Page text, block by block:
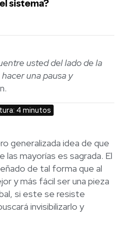
usted del lado de la
una pausa y
4 minutos
generalizada idea de que
las mayorías es sagrada. El
de tal forma que al
y más fácil ser una pieza
si este se resiste
invisibilizarlo y